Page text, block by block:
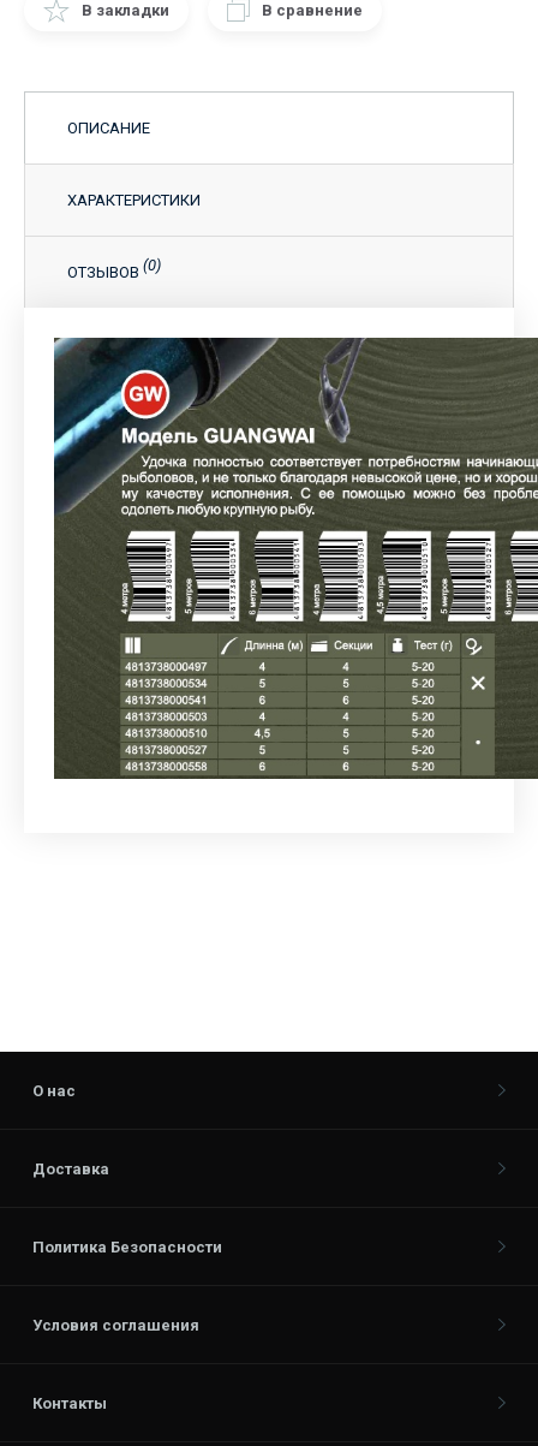
В закладки В сравнение
ОПИСАНИЕ
ХАРАКТЕРИСТИКИ
ОТЗЫВОВ (0)
О нас
Доставка
Политика Безопасности
Условия соглашения
Контакты